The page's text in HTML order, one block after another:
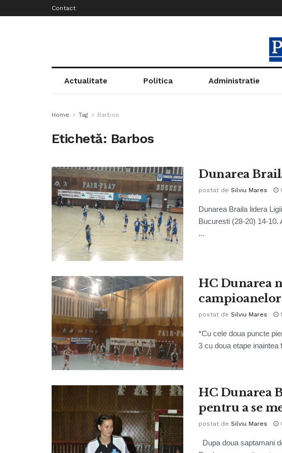
Contact
Actualitate Politica Administratie
Home Tag Barbos
Etichetă: Barbos
Dunarea
postat de Silviu Mares
Dunarea Braila lidera
Bucuresti (28-20) 14-10.
...
HC Dunarea
postat de Silviu Mares
*Cu cele doua puncte
3 cu doua etape inaintea
HC Dunarea
pentru a se
postat de Silviu Mares
Dupa doua saptamani